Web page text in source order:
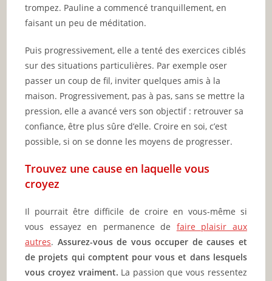
trompez. Pauline a commencé tranquillement, en
faisant un peu de méditation.
Puis progressivement, elle a tenté des exercices ciblés
sur des situations particulières. Par exemple oser
passer un coup de fil, inviter quelques amis à la
maison. Progressivement, pas à pas, sans se mettre la
pression, elle a avancé vers son objectif : retrouver sa
confiance, être plus sûre d’elle. Croire en soi, c’est
possible, si on se donne les moyens de progresser.
Trouvez une cause en laquelle vous
croyez
Il pourrait être difficile de croire en vous-même si
vous essayez en permanence de faire plaisir aux
autres. Assurez-vous de vous occuper de causes et
de projets qui comptent pour vous et dans lesquels
vous croyez vraiment. La passion que vous ressentez